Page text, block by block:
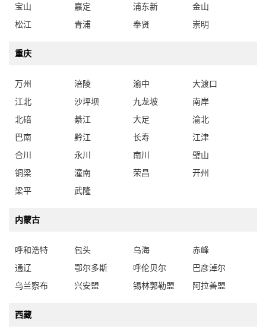
宝山
嘉定 浦东新
金山
松江
青浦 奉贤 崇明
重庆
万州 涪陵 渝中
大渡口
江北
沙坪坝 九龙坡
南岸
北碚
綦江 大足
渝北
巴南
黔江 长寿
江津
合川
永川 南川
璧山
铜梁
潼南 荣昌
开州
梁平
武隆
内蒙古
呼和浩特 包头 乌海
赤峰
通辽
鄂尔多斯 呼伦贝尔
巴彦淖尔
乌兰察布
兴安盟 锡林郭勒盟 阿拉善盟
西藏